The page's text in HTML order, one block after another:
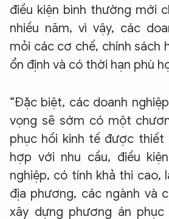
điều kiện bình thường mới
nhiều năm, vì vậy, các
mỏi các cơ chế, chính sách
ổn định và có thời hạn phù
“Đặc biệt, các doanh
vọng sẽ sớm có một
phục hồi kinh tế được thiết
hợp với nhu cầu, điều
nghiệp, có tính khả thi cao,
địa phương, các ngành và
xây dựng phương án phục